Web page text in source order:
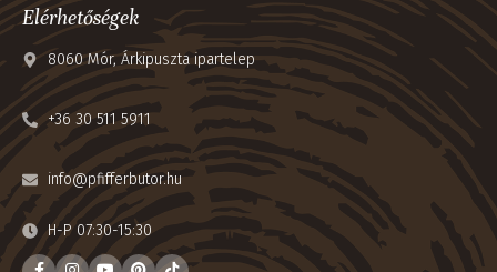
Elérhetőségek
8060 Mór, Árkipuszta ipartelep
+36 30 511 5911
info@pfifferbutor.hu
H-P 07:30-15:30